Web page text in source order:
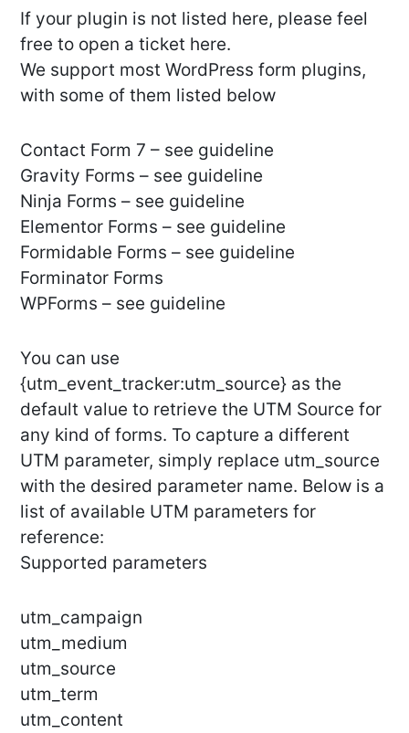
If your plugin is not listed here, please feel
free to open a ticket here.
We support most WordPress form plugins,
with some of them listed below
Contact Form 7 – see guideline
Gravity Forms – see guideline
Ninja Forms – see guideline
Elementor Forms – see guideline
Formidable Forms – see guideline
Forminator Forms
WPForms – see guideline
You can use
{utm_event_tracker:utm_source} as the
default value to retrieve the UTM Source for
any kind of forms. To capture a different
UTM parameter, simply replace utm_source
with the desired parameter name. Below is a
list of available UTM parameters for
reference:
Supported parameters
utm_campaign
utm_medium
utm_source
utm_term
utm_content